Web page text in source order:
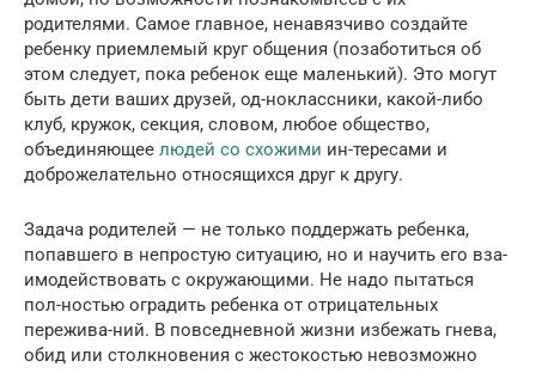
родителями. Самое главное, ненавязчиво создайте
ребенку приемлемый круг общения (позаботиться об
этом следует, пока ребенок еще маленький). Это могут
быть дети ваших друзей, од-ноклассники, какой-либо
клуб, кружок, секция, словом, любое общество,
объединяющее людей со схожими ин-тересами и
доброжелательно относящихся друг к другу.
Задача родителей — не только поддержать ребенка,
попавшего в непростую ситуацию, но и научить его вза-
имодействовать с окружающими. Не надо пытаться
пол-ностью оградить ребенка от отрицательных
пережива-ний. В повседневной жизни избежать гнева,
обид или столкновения с жестокостью невозможно